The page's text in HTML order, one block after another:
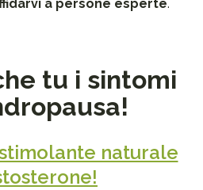
a persone esperte.
tu i sintomi
naturale